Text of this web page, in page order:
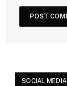
SOCIAL MEDIA